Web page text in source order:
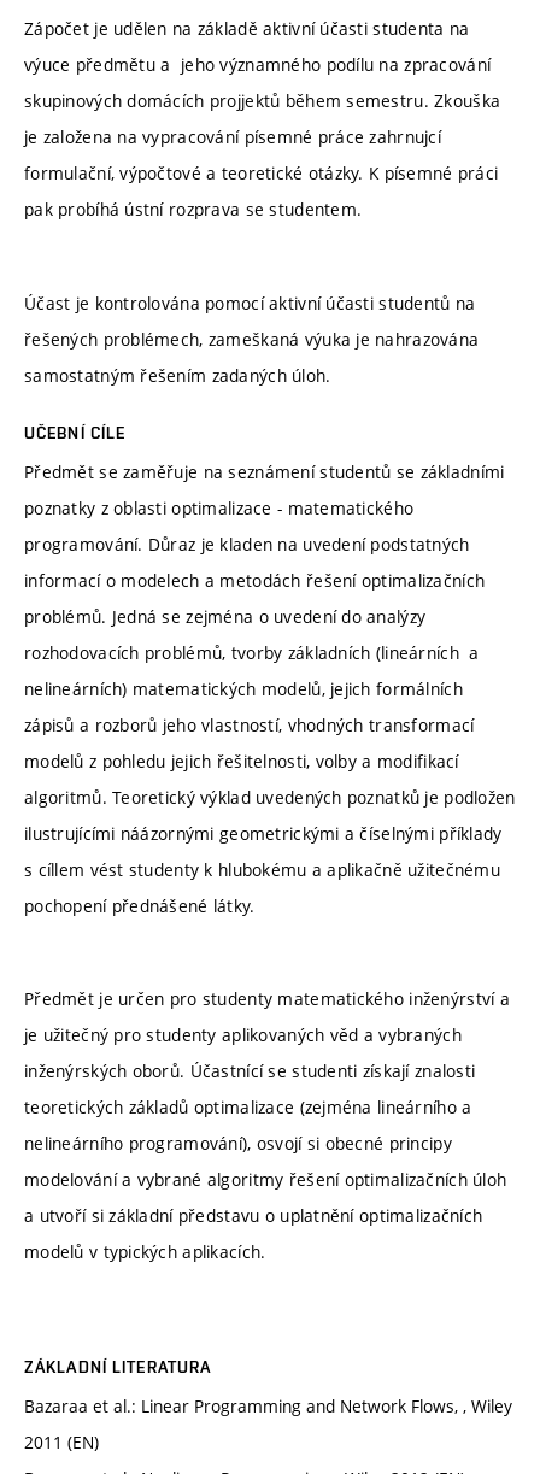
Zápočet je udělen na základě aktivní účasti studenta na
výuce předmětu a jeho významného podílu na zpracování
skupinových domácích projjektů během semestru. Zkouška
je založena na vypracování písemné práce zahrnujcí
formulační, výpočtové a teoretické otázky. K písemné práci
pak probíhá ústní rozprava se studentem.
Účast je kontrolována pomocí aktivní účasti studentů na
řešených problémech, zameškaná výuka je nahrazována
samostatným řešením zadaných úloh.
UČEBNÍ CÍLE
Předmět se zaměřuje na seznámení studentů se základními
poznatky z oblasti optimalizace - matematického
programování. Důraz je kladen na uvedení podstatných
informací o modelech a metodách řešení optimalizačních
problémů. Jedná se zejména o uvedení do analýzy
rozhodovacích problémů, tvorby základních (lineárních a
nelineárních) matematických modelů, jejich formálních
zápisů a rozborů jeho vlastností, vhodných transformací
modelů z pohledu jejich řešitelnosti, volby a modifikací
algoritmů. Teoretický výklad uvedených poznatků je podložen
ilustrujícími náázornými geometrickými a číselnými příklady
s cíllem vést studenty k hlubokému a aplikačně užitečnému
pochopení přednášené látky.
Předmět je určen pro studenty matematického inženýrství a
je užitečný pro studenty aplikovaných věd a vybraných
inženýrských oborů. Účastnící se studenti získají znalosti
teoretických základů optimalizace (zejména lineárního a
nelineárního programování), osvojí si obecné principy
modelování a vybrané algoritmy řešení optimalizačních úloh
a utvoří si základní představu o uplatnění optimalizačních
modelů v typických aplikacích.
ZÁKLADNÍ LITERATURA
Bazaraa et al.: Linear Programming and Network Flows, , Wiley
2011 (EN)